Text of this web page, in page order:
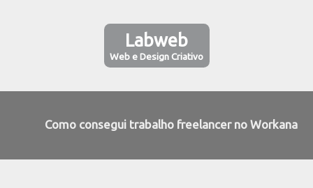
Labweb
Web e Design Criativo
Como consegui trabalho freelancer no Workana